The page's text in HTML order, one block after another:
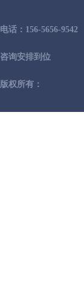
电话：156-5656-9542
咨询安排到位
版权所有：